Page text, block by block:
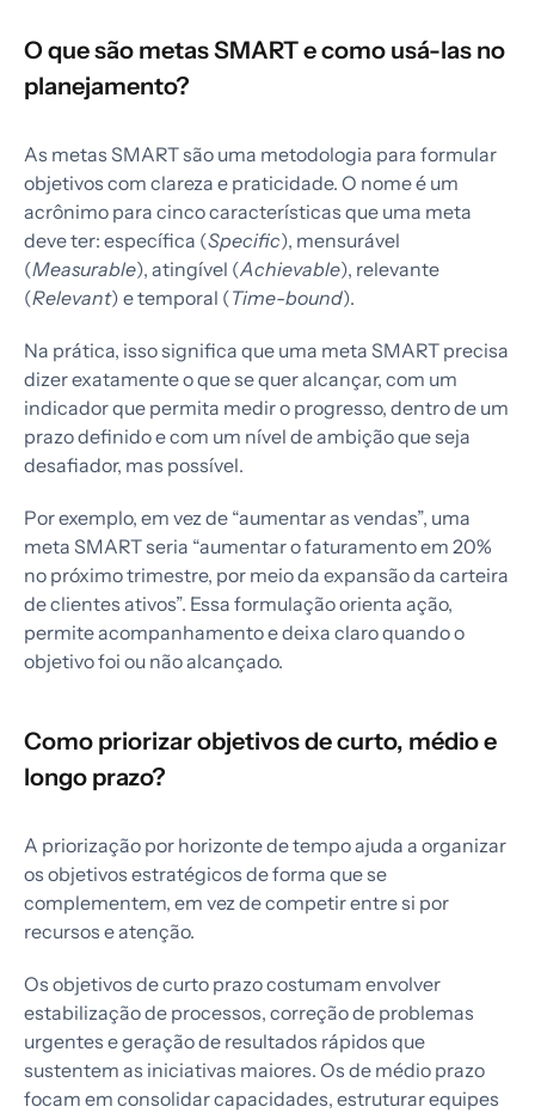
O que são metas SMART e como usá-las no
planejamento?
As metas SMART são uma metodologia para formular
objetivos com clareza e praticidade. O nome é um
acrônimo para cinco características que uma meta
deve ter: específica (Specific), mensurável
(Measurable), atingível (Achievable), relevante
(Relevant) e temporal (Time-bound).
Na prática, isso significa que uma meta SMART precisa
dizer exatamente o que se quer alcançar, com um
indicador que permita medir o progresso, dentro de um
prazo definido e com um nível de ambição que seja
desafiador, mas possível.
Por exemplo, em vez de “aumentar as vendas”, uma
meta SMART seria “aumentar o faturamento em 20%
no próximo trimestre, por meio da expansão da carteira
de clientes ativos”. Essa formulação orienta ação,
permite acompanhamento e deixa claro quando o
objetivo foi ou não alcançado.
Como priorizar objetivos de curto, médio e
longo prazo?
A priorização por horizonte de tempo ajuda a organizar
os objetivos estratégicos de forma que se
complementem, em vez de competir entre si por
recursos e atenção.
Os objetivos de curto prazo costumam envolver
estabilização de processos, correção de problemas
urgentes e geração de resultados rápidos que
sustentem as iniciativas maiores. Os de médio prazo
focam em consolidar capacidades, estruturar equipes